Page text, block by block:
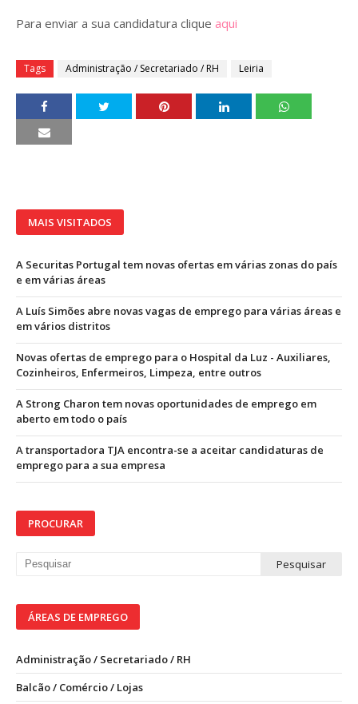
Para enviar a sua candidatura clique aqui
Tags Administração / Secretariado / RH Leiria
MAIS VISITADOS
A Securitas Portugal tem novas ofertas em várias zonas do país
e em várias áreas
A Luís Simões abre novas vagas de emprego para várias áreas e
em vários distritos
Novas ofertas de emprego para o Hospital da Luz - Auxiliares,
Cozinheiros, Enfermeiros, Limpeza, entre outros
A Strong Charon tem novas oportunidades de emprego em
aberto em todo o país
A transportadora TJA encontra-se a aceitar candidaturas de
emprego para a sua empresa
PROCURAR
ÁREAS DE EMPREGO
Administração / Secretariado / RH
Balcão / Comércio / Lojas